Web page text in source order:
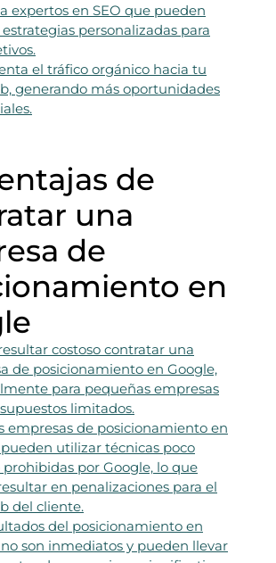
expertos en SEO que pueden
personalizadas para
el tráfico orgánico hacia tu
generando más oportunidades
de
una
de
en
costoso contratar una
de posicionamiento en Google,
para pequeñas empresas
limitados.
empresas de posicionamiento en
utilizar técnicas poco
prohibidas por Google, lo que
en penalizaciones para el
del cliente.
del posicionamiento en
son inmediatos y pueden llevar